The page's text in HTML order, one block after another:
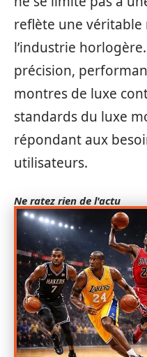
reflète une
l’industrie
précision,
montres de luxe
standards du luxe
répondant aux
utilisateurs.
Ne ratez rien de l'actu